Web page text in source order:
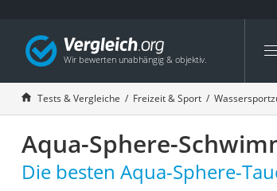
Die
Tests & Vergleiche Freizeit & Sport
Aqua-Sphere-
Die besten Aqua-Sphere-